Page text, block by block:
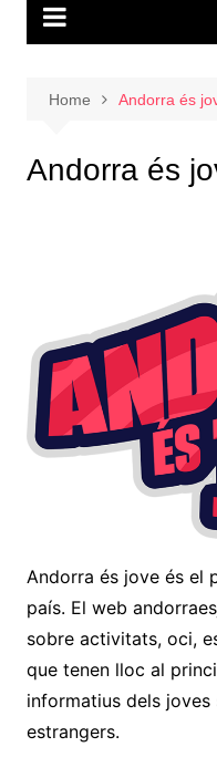
Home Andorra és
Andorra és
Andorra és jove és el
país. El web
sobre activitats, oci,
que tenen lloc al
informatius dels
estrangers.